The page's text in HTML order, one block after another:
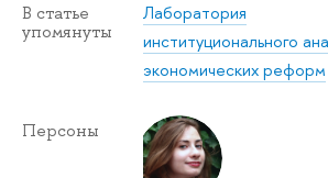
В статье
упомянуты
Лаборатория
институционального
экономических реформ
Персоны